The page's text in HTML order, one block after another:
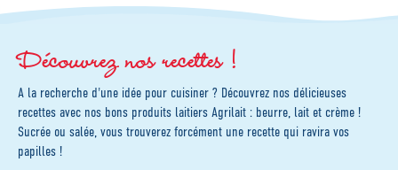
Découvrez nos recettes !
A la recherche d'une idée pour cuisiner ? Découvrez nos délicieuses
recettes avec nos bons produits laitiers Agrilait : beurre, lait et crème !
Sucrée ou salée, vous trouverez forcément une recette qui ravira vos
papilles !